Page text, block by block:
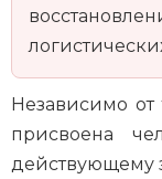
Независимо от
присвоена
действующему